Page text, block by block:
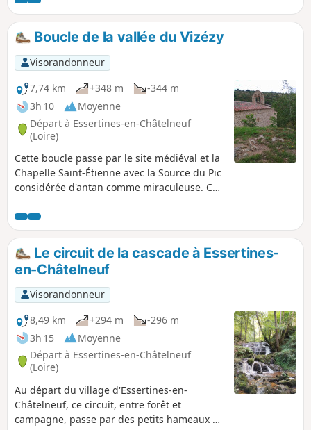
droite les monts du Lyonnais (par temps clair les Alpes et le
Mont Blanc), sur votre gauche les monts du Forez,
l’Auvergne et le Cantal.
Boucle de la vallée du Vizézy
Visorandonneur
7,74 km
+348 m
-344 m
3h 10
Moyenne
Départ à Essertines-en-Châtelneuf
(Loire)
Cette boucle passe par le site médiéval et la
Chapelle Saint-Étienne avec la Source du Pic
considérée d'antan comme miraculeuse. Ce
s'effectue par le Bois d'Hérieux. Une balade
qui nous offre de très belles vues sur la
vallée du Vizézy.
Le circuit de la cascade à Essertines-
en-Châtelneuf
Visorandonneur
8,49 km
+294 m
-296 m
3h 15
Moyenne
Départ à Essertines-en-Châtelneuf
(Loire)
Au départ du village d'Essertines-en-
Châtelneuf, ce circuit, entre forêt et
campagne, passe par des petits hameaux et